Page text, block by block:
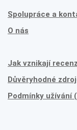
Spolupráce a
O nás
Jak vznikají
Důvěryhodné
Podmínky užívání